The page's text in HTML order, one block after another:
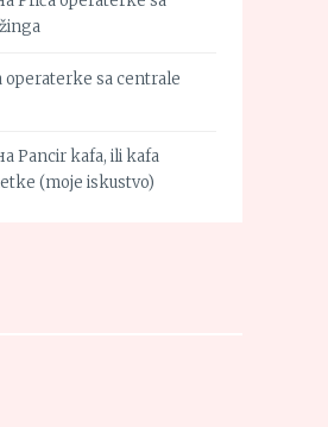
operaterke sa centrale
Pancir kafa, ili kafa
(moje iskustvo)